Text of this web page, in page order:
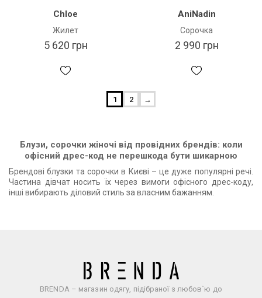
Chloe
Жилет
5 620 грн
AniNadin
Сорочка
2 990 грн
1 2 →
Блузи, сорочки жіночі від провідних брендів: коли
офісний дрес-код не перешкода бути шикарною
Брендові блузки та сорочки в Києві – це дуже популярні речі.
Частина дівчат носить їх через вимоги офісного дрес-коду,
інші вибирають діловий стиль за власним бажанням.
BRENDA – магазин одягу, підібраної з любов`ю до